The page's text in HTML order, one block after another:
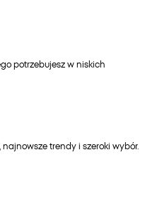
potrzebujesz w niskich
trendy i szeroki wybór.